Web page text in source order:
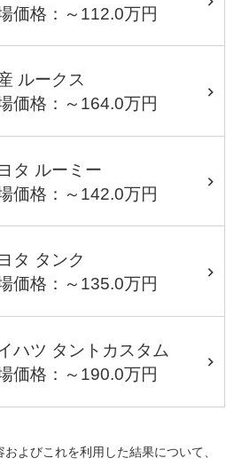
価格：～112.0万円
ルークス
価格：～164.0万円
タ ルーミー
価格：～142.0万円
タ タンク
価格：～135.0万円
ハツ タントカスタム
価格：～190.0万円
よびこれを利用した結果について、